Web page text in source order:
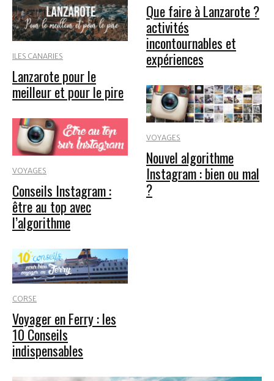
ILES CANARIES
Lanzarote pour le
meilleur et pour le pire
VOYAGES
Conseils Instagram :
être au top avec
l’algorithme
CORSE
Voyager en Ferry : les
10 Conseils
indispensables
Que faire à Lanzarote ?
activités
incontournables et
expériences
VOYAGES
Nouvel algorithme
Instagram : bien ou mal
?